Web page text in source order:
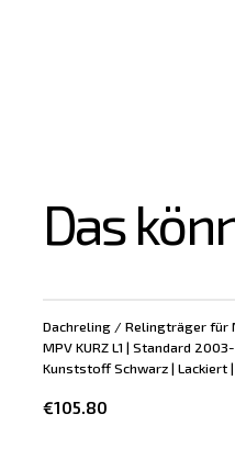
Das
Dachreling / Relingträger für
MPV KURZ L1 | Standard
Kunststoff Schwarz | Lackiert |
€105.80